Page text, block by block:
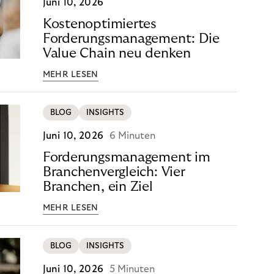
Juni 10, 2026
Kostenoptimiertes
Forderungsmanagement: Die
Value Chain neu denken
MEHR LESEN
BLOG INSIGHTS
Juni 10, 2026 6 Minuten
Forderungsmanagement im
Branchenvergleich: Vier
Branchen, ein Ziel
MEHR LESEN
BLOG INSIGHTS
Juni 10, 2026 5 Minuten